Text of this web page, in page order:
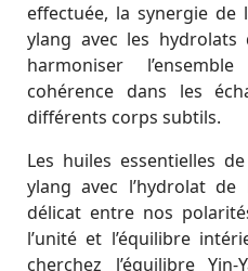
effectuée, la synergie de
ylang avec les
harmoniser
cohérence dans les
différents corps subtils.
Les huiles essentielles
ylang avec l’hydrolat
délicat entre nos
l’unité et l’équilibre
cherchez l’équilibre